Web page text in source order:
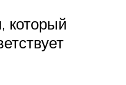
который